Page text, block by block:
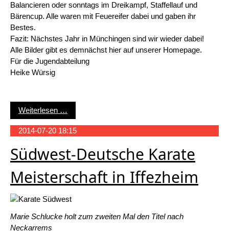
Balancieren oder sonntags im Dreikampf, Staffellauf und
Bärencup. Alle waren mit Feuereifer dabei und gaben ihr
Bestes.
Fazit: Nächstes Jahr in Münchingen sind wir wieder dabei!
Alle Bilder gibt es demnächst hier auf unserer Homepage.
Für die Jugendabteilung
Heike Würsig
Weiterlesen …
2014-07-20 18:15
Südwest-Deutsche Karate
Meisterschaft in Iffezheim
Marie Schlucke holt zum zweiten Mal den Titel nach
Neckarrems